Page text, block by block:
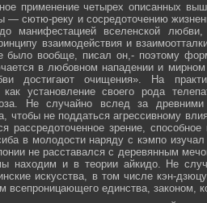
применение четырех описанных
— сютю-реку и сосредоточению
манифестацией вселенской
взаимодействия и
было вообще, писал он,- поэтому
в любовном нападении и
достигают очищения». На
как установление своего рода
Не случайно вслед за
чтобы не поддаться агрессивному
рассредоточенное зрение,
в молодости наряду с кэмпо
не расставался с деревянным
находим и в теории айкидо. Не
искусства, в том числе кэн-
всепроницающего единства, законом,